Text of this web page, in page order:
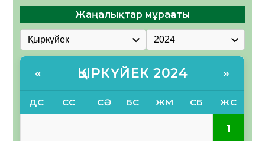
Жаңалықтар мұрағаты
« ҚЫРКҮЙЕК 2024 »
ДС СС СӘ БС ЖМ СБ ЖС
1